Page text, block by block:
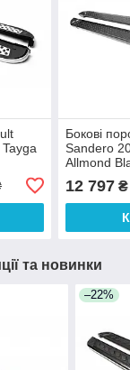
Бокові
Sandero
Allmond
12 797₴
та новинки
–22%